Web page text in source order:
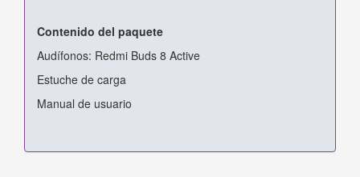
Contenido del paquete
Audífonos: Redmi Buds 8 Active
Estuche de carga
Manual de usuario